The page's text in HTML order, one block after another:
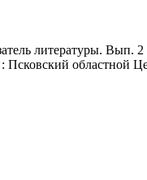
литературы. Вып.
областной